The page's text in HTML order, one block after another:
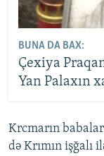
BUNA DA BAX:
Çexiya
Yan Palaxın
Krcmarın
də Krımın işğalı